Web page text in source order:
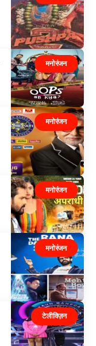
मनोरंजन
मनोरंजन
मनोरंजन
मनोरंजन
टेलीविज़न